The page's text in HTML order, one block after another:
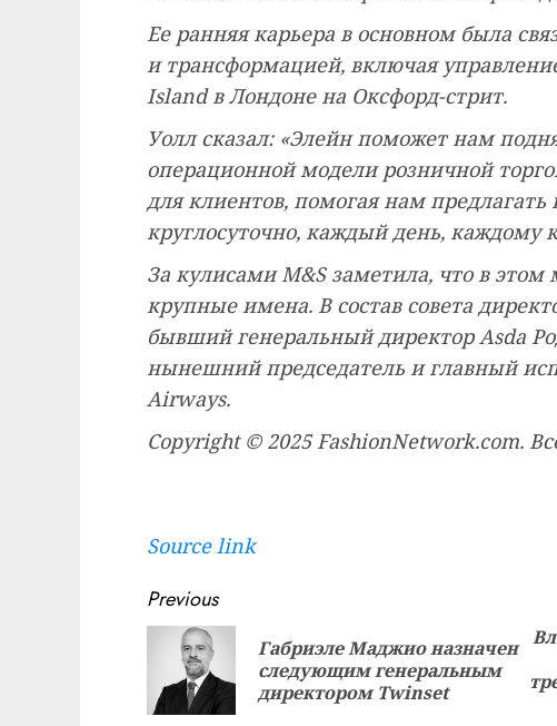
Ее ранняя карьера в основном была
и трансформацией, включая
Island в Лондоне на Оксфорд-стрит.
Уолл сказал: «Элейн поможет нам
операционной модели розничной
для клиентов, помогая нам
круглосуточно, каждый день, каждому
За кулисами M&S заметила, что в
крупные имена. В состав совета
бывший генеральный директор Asda
нынешний председатель и главный
Airways.
Copyright © 2025 FashionNetwork.com.
Source link
Continue
Reading
Previous
Габриэле Маджио назначен
следующим генеральным
директором Twinset
Next